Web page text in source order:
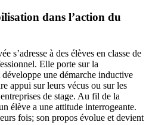
dans l’action du
s’adresse à des élèves en classe de
Elle porte sur la
une démarche inductive
appui sur leurs vécus ou sur les
de stage. Au fil de la
élève a une attitude interrogeante.
fois; son propos évolue et devient